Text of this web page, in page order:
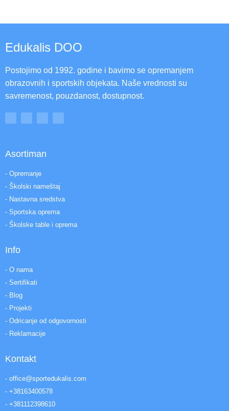
Edukalis DOO
Postojimo od 1992. godine i bavimo se opremanjem
obrazovnih i sportskih objekata. Naše vrednosti su
savremenost, pouzdanost, dostupnost.
Asortiman
- Opremanje
- Školski nameštaj
- Nastavna sredstva
- Sportska oprema
- Školske table i oprema
Info
- O nama
- Sertifikati
- Blog
- Projekti
- Odricanje od odgovornosti
- Reklamacije
Kontakt
- office@sportedukalis.com
- +38163400578
- +381112398610